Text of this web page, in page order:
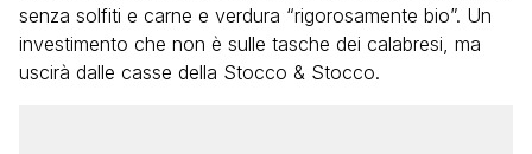
senza solfiti e carne e verdura “rigorosamente bio”. Un
investimento che non è sulle tasche dei calabresi, ma
uscirà dalle casse della Stocco & Stocco.